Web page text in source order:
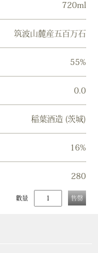
數量 售罄
720ml
筑波山麓産五百万石
55%
0.0
稲葉酒造 (茨城)
16%
280